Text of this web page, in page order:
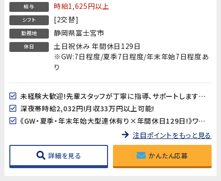
給与 時給1,625円以上
シフト [2交替]
勤務地 静岡県富士宮市
休日
土日祝休み 年間休日129日
※GW:7日程度/夏季7日程度/年末年始7日程度あ
り
未経験大歓迎!先輩スタッフが丁寧に指導、サポートしますので安心してスタートできます!
深夜帯時給2,032円!月収33万円以上可能!
《GW・夏季・年末年始大型連休有り×年間休日129日!》ワークライフバランスも取り易い♪
注目ポイントをもっと見る
詳細を見る かんたん応募